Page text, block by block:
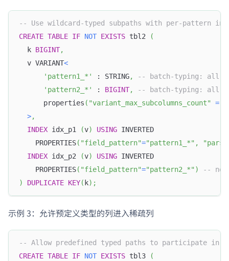
-- Use wildcard-typed subpaths with per-pattern
CREATE TABLE IF NOT EXISTS tbl2
(
  k
BIGINT,
  v VARIANT
<
'pattern1_*'
: STRING,
-- batch-typing: all
'pattern2_*'
: BIGINT,
-- batch-typing: all
      properties
( "variant_max_subcolumns_count" =
>,
INDEX idx_p1 (v) USING INVERTED
    PROPERTIES
( "field_pattern"="pattern1_*" ,
INDEX idx_p2 (v) USING INVERTED
    PROPERTIES
( "field_pattern"="pattern2_*" )
--
)
DUPLICATE KEY( k) ;
示例 3：允许预定义类型的列进入稀疏列
-- Allow predefined typed paths to participate in
CREATE TABLE IF NOT EXISTS tbl3
(